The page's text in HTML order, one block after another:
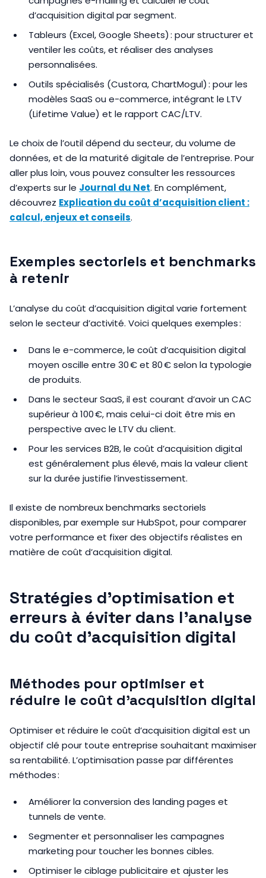
d’acquisition digital par segment.
Tableurs (Excel, Google Sheets) : pour structurer et
ventiler les coûts, et réaliser des analyses
personnalisées.
Outils spécialisés (Custora, ChartMogul) : pour les
modèles SaaS ou e-commerce, intégrant le LTV
(Lifetime Value) et le rapport CAC/LTV.
Le choix de l’outil dépend du secteur, du volume de
données, et de la maturité digitale de l’entreprise. Pour
aller plus loin, vous pouvez consulter les ressources
d’experts sur le Journal du Net. En complément,
découvrez Explication du coût d’acquisition client :
calcul, enjeux et conseils.
Exemples sectoriels et benchmarks
à retenir
L’analyse du coût d’acquisition digital varie fortement
selon le secteur d’activité. Voici quelques exemples :
Dans le e-commerce, le coût d’acquisition digital
moyen oscille entre 30 € et 80 € selon la typologie
de produits.
Dans le secteur SaaS, il est courant d’avoir un CAC
supérieur à 100 €, mais celui-ci doit être mis en
perspective avec le LTV du client.
Pour les services B2B, le coût d’acquisition digital
est généralement plus élevé, mais la valeur client
sur la durée justifie l’investissement.
Il existe de nombreux benchmarks sectoriels
disponibles, par exemple sur HubSpot, pour comparer
votre performance et fixer des objectifs réalistes en
matière de coût d’acquisition digital.
Stratégies d’optimisation et
erreurs à éviter dans l’analyse
du coût d’acquisition digital
Méthodes pour optimiser et
réduire le coût d’acquisition digital
Optimiser et réduire le coût d’acquisition digital est un
objectif clé pour toute entreprise souhaitant maximiser
sa rentabilité. L’optimisation passe par différentes
méthodes :
Améliorer la conversion des landing pages et
tunnels de vente.
Segmenter et personnaliser les campagnes
marketing pour toucher les bonnes cibles.
Optimiser le ciblage publicitaire et ajuster les